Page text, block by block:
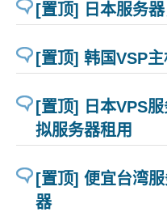
[置顶] 日本服务
[置顶] 韩国VSP
[置顶] 日本VPS
拟服务器租用
[置顶] 便宜台湾
器